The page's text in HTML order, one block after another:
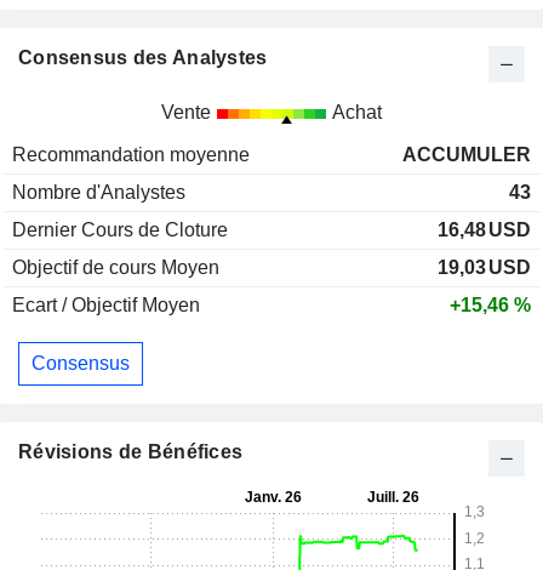
Consensus des Analystes
Vente Achat
Recommandation moyenne
ACCUMULER
Nombre d'Analystes
43
Dernier Cours de Cloture
16,48USD
Objectif de cours Moyen
19,03USD
Ecart / Objectif Moyen
+15,46 %
Consensus
Révisions de Bénéfices